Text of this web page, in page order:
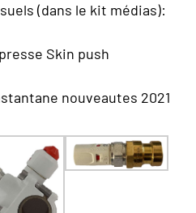
(dans le kit médias):
Skin push
nouveautes 2021